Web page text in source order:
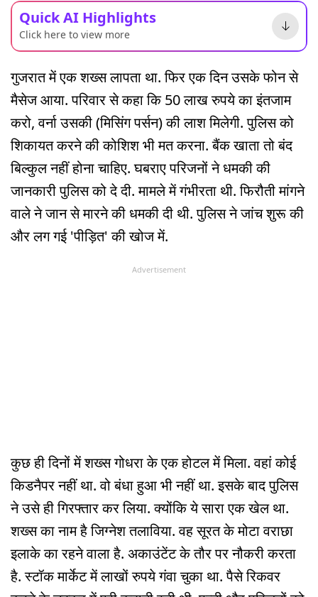
Quick AI Highlights
Click here to view more
गुजरात में एक शख्स लापता था. फिर एक दिन उसके फोन से
मैसेज आया. परिवार से कहा कि 50 लाख रुपये का इंतजाम
करो, वर्ना उसकी (मिसिंग पर्सन) की लाश मिलेगी. पुलिस को
शिकायत करने की कोशिश भी मत करना. बैंक खाता तो बंद
बिल्कुल नहीं होना चाहिए. घबराए परिजनों ने धमकी की
जानकारी पुलिस को दे दी. मामले में गंभीरता थी. फिरौती मांगने
वाले ने जान से मारने की धमकी दी थी. पुलिस ने जांच शुरू की
और लग गई 'पीड़ित' की खोज में.
Advertisement
कुछ ही दिनों में शख्स गोधरा के एक होटल में मिला. वहां कोई
किडनैपर नहीं था. वो बंधा हुआ भी नहीं था. इसके बाद पुलिस
ने उसे ही गिरफ्तार कर लिया. क्योंकि ये सारा एक खेल था.
शख्स का नाम है जिग्नेश तलाविया. वह सूरत के मोटा वराछा
इलाके का रहने वाला है. अकाउंटेंट के तौर पर नौकरी करता
है. स्टॉक मार्केट में लाखों रुपये गंवा चुका था. पैसे रिकवर